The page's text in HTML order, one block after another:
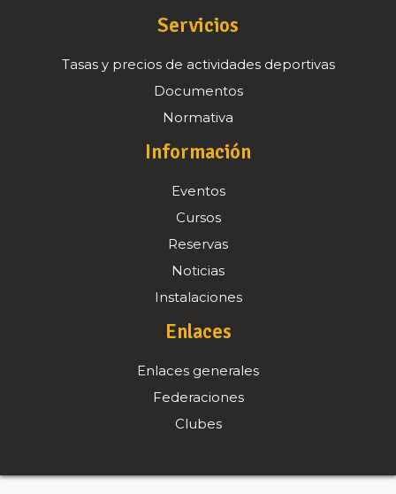
Servicios
Tasas y precios de actividades deportivas
Documentos
Normativa
Información
Eventos
Cursos
Reservas
Noticias
Instalaciones
Enlaces
Enlaces generales
Federaciones
Clubes